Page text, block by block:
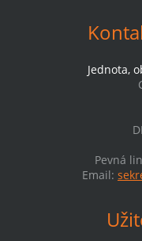
Jednota,
Pevná
Email: